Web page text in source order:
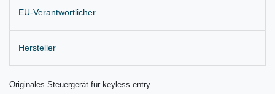
EU-Verantwortlicher
Hersteller
Originales Steuergerät für keyless entry